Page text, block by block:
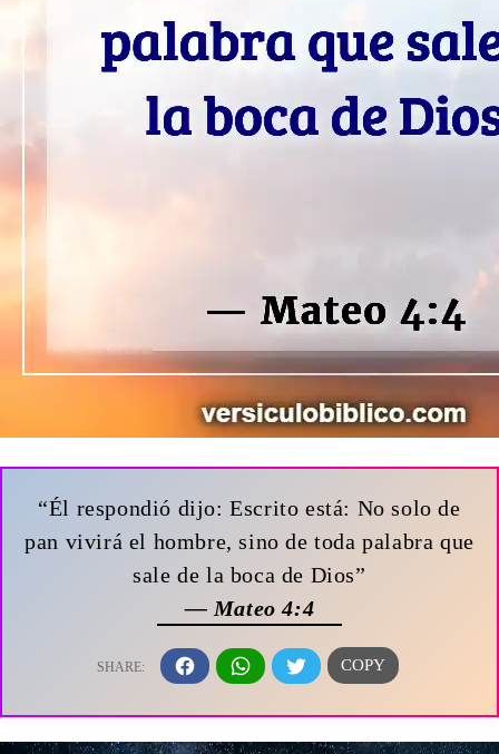
“Él respondió dijo: Escrito está: No solo de
pan vivirá el hombre, sino de toda palabra que
sale de la boca de Dios”
— Mateo 4:4